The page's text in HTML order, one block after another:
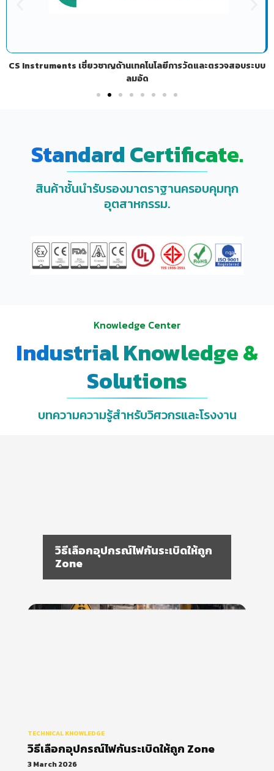
CS Instruments เชี่ยวชาญด้านเทคโนโลยีการวัดและตรวจสอบระบบ
ลมอัด
Standard Certificate.
สินค้าชั้นนำรับรองมาตราฐานครอบคุมทุก
อุตสาหกรรม.
Knowledge Center
Industrial Knowledge &
Solutions
บทความความรู้สำหรับวิศวกรและโรงงาน
ATEX vs IECEx ต่างกันอย่างไรใน
งาน Explosion Proof
TECHNICAL KNOWLEDGE
วิธีเลือกอุปกรณ์ไฟกันระเบิดให้ถูก Zone
3 March 2026